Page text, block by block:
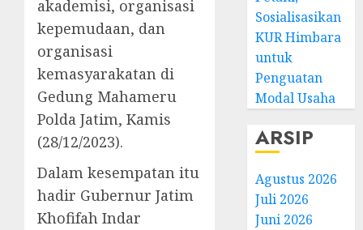
akademisi, organisasi
kepemudaan, dan
organisasi
kemasyarakatan di
Gedung Mahameru
Polda Jatim, Kamis
(28/12/2023).
Dalam kesempatan itu
hadir Gubernur Jatim
Khofifah Indar
Sosialisasikan
KUR Himbara
untuk
Penguatan
Modal Usaha
ARSIP
Agustus 2026
Juli 2026
Juni 2026